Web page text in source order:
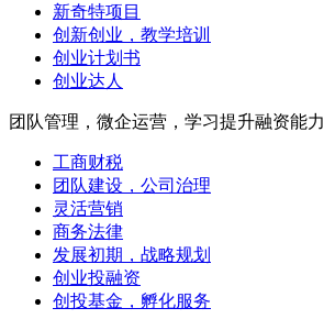
新奇特项目
创新创业，教学培训
创业计划书
创业达人
团队管理，微企运营，学习提升融资能力
工商财税
团队建设，公司治理
灵活营销
商务法律
发展初期，战略规划
创业投融资
创投基金，孵化服务